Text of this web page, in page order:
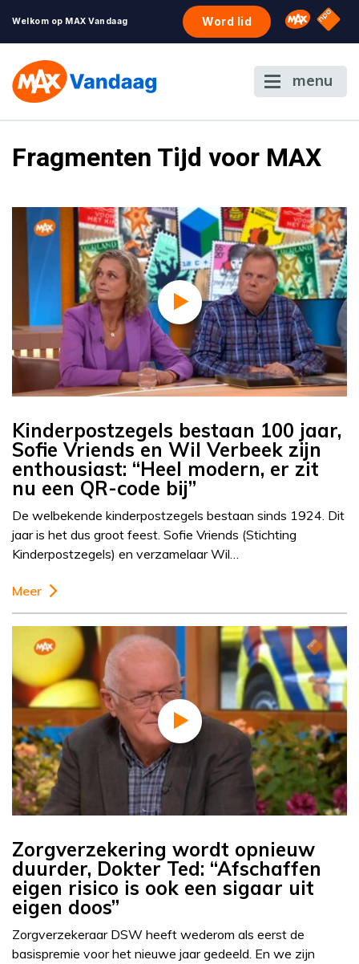
Welkom op MAX Vandaag Word lid Omroep
NPO
menu
Fragmenten Tijd voor MAX
Kinderpostzegels bestaan 100 jaar,
Sofie Vriends en Wil Verbeek zijn
enthousiast: “Heel modern, er zit
nu een QR-code bij”
De welbekende kinderpostzegels bestaan sinds 1924. Dit
jaar is het dus groot feest. Sofie Vriends (Stichting
Kinderpostzegels) en verzamelaar Wil…
Meer
Zorgverzekering wordt opnieuw
duurder, Dokter Ted: “Afschaffen
eigen risico is ook een sigaar uit
eigen doos”
Zorgverzekeraar DSW heeft wederom als eerst de
basispremie voor het nieuwe jaar gedeeld. En we zijn